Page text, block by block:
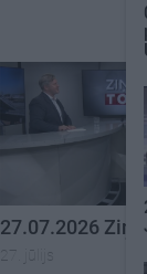
27.07.2026 Ziņu
27. jūlijs